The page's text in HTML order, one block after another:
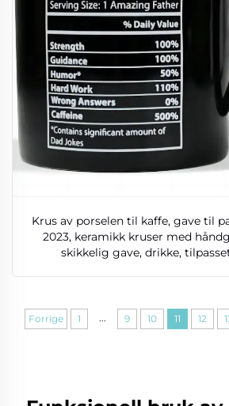
Krus av porselen til kaffe, gave til
2023, keramikk kruser med
skikkelig gave, drikke,
Forrige 1 ... 9 10 11 12